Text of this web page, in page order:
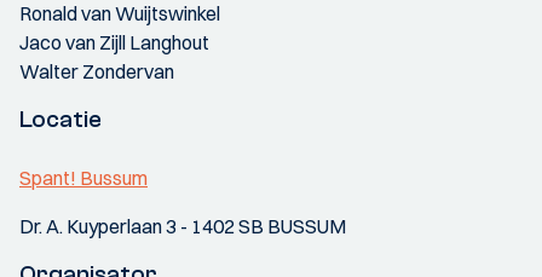
Ronald van Wuijtswinkel
Jaco van Zijll Langhout
Walter Zondervan
Locatie
Spant! Bussum
Dr. A. Kuyperlaan 3 - 1402 SB BUSSUM